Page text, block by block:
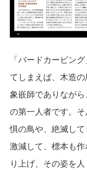
「バードカービン
てしまえば、木造
象嵌師でありなが
の第一人者です。
惧の鳥や、絶滅し
激減して、標本も
り上げ、その姿を